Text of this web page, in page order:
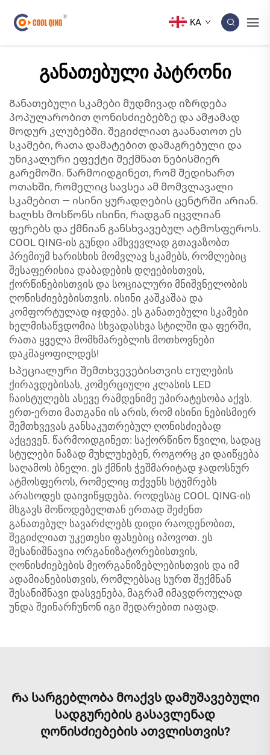
KA
განათებული პატრონი
Განათებული სკამები მუდმივად იზრდება
პოპულარობით ღონისძიებებზე და ამჟამად
მოდურ კლუბებში. შეგიძლიათ გაანათოთ ეს
სკამები, რათა დამატებით დამაგრებული და
უნიკალური ეფექტი შექმნათ ნებისმიერ
გარემოში. წარმოიდგინეთ, რომ შედიხართ
ოთახში, რომელიც სავსეა ამ მომვლავალი
სკამებით — ისინი ყურადღების ცენტრში არიან.
ხალხს მოსწონს ისინი, რადგან იცვლიან
ფერებს და ქმნიან განსხვავებულ ატმოსფეროს.
COOL QING-ის გუნდი ამხვევლად გთავაზობთ
პრემიუმ ხარისხის მომვლავ სკამებს, რომლებიც
შესაფერისია დაბადების დღეებისთვის,
ქორწინებისთვის და სოციალური მნიშვნელობის
ღონისძიებებისთვის. ისინი კაშკაშაა და
კომფორტულად იჯდება. ეს განათებული სკამები
ხელმისაწვდომია სხვადასხვა სტილში და ფერში,
რათა ყველა მომხმარებლის მოთხოვნები
დაკმაყოფილდეს!
Სპეციალური შემთხვევებისთვის стულების
ქირავდებისას, კომერციული კლასის LED
ჩაისტულებს ასევე რამდენიმე უპირატესობა აქვს.
ერთ-ერთი მათგანი ის არის, რომ ისინი ნებისმიერ
შემთხვევას განსაკუთრებულ ღონისძიებად
აქცევენ. წარმოიდგინეთ: საქორწინო წვილი, სადაც
სტულები ნაზად მუხლუხებენ, როგორც კი დაიწყება
საღამოს ბნელი. ეს ქმნის ჭეშმარიტად ჯადოსნურ
ატმოსფეროს, რომელიც თქვენს სტუმრებს
არასოდეს დაივიწყდება. როდესაც COOL QING-ის
მსგავს მოწოდებელთან ერთად შეძენთ
განათებულ სავარძლებს დიდი რაოდენობით,
შეგიძლიათ უკეთესი ფასებიც იპოვოთ. ეს
შესანიშნავია ორგანიზატორებისთვის,
ღონისძიებების მეორგანიზებლებისთვის და იმ
ადამიანებისთვის, რომლებსაც სურთ შექმნან
შესანიშნავი დასვენება, მაგრამ იმავდროულად
უნდა შეინარჩუნონ იგი შედარებით იაფად.
Რა სარგებლობა მოაქვს დამუშავებული
სადგურების გასავლენად
ღონისძიებების ათვლისთვის?